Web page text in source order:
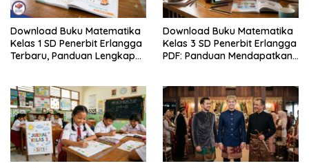
Download Buku Matematika
Kelas 1 SD Penerbit Erlangga
Terbaru, Panduan Lengkap
Legal
Download Buku Matematika
Kelas 3 SD Penerbit Erlangga
PDF: Panduan Mendapatkan